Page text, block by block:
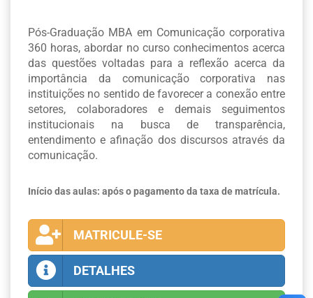
Pós-Graduação MBA em Comunicação corporativa
360 horas, abordar no curso conhecimentos acerca
das questões voltadas para a reflexão acerca da
importância da comunicação corporativa nas
instituições no sentido de favorecer a conexão entre
setores, colaboradores e demais seguimentos
institucionais na busca de transparência,
entendimento e afinação dos discursos através da
comunicação.
Início das aulas: após o pagamento da taxa de matrícula.
MATRICULE-SE
DETALHES